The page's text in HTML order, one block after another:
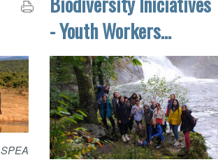
Biodiversity Iniciatives foi um training course
realizado pelaSustineano final de Outubro, que
Polónia, Roménia, Espanha e Portugal. Este
projeto teve como objetivo providenciar soluções
para a perda de biodiversidade que estamos a
sofrer nos nossos habitats, fazendo referência a
diferentes problemas essenciais de que
devemos estar conscientes, alertar sobre a